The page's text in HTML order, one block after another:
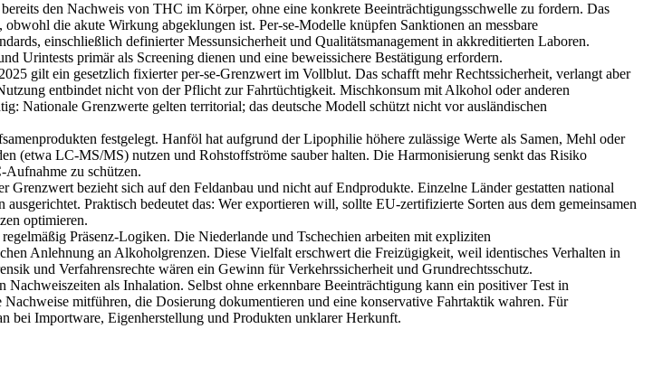
den Nachweis von THC im Körper, ohne eine konkrete Beeinträchtigungsschwelle zu fordern. Das
die akute Wirkung abgeklungen ist. Per‑se‑Modelle knüpfen Sanktionen an messbare
einschließlich definierter Messunsicherheit und Qualitätsmanagement in akkreditierten Laboren.
Urintests primär als Screening dienen und eine beweissichere Bestätigung erfordern.
gilt ein gesetzlich fixierter per‑se‑Grenzwert im Vollblut. Das schafft mehr Rechtssicherheit, verlangt aber
entbindet nicht von der Pflicht zur Fahrtüchtigkeit. Mischkonsum mit Alkohol oder anderen
Nationale Grenzwerte gelten territorial; das deutsche Modell schützt nicht vor ausländischen
festgelegt. Hanföl hat aufgrund der Lipophilie höhere zulässige Werte als Samen, Mehl oder
(etwa LC‑MS/MS) nutzen und Rohstoffströme sauber halten. Die Harmonisierung senkt das Risiko
zu schützen.
bezieht sich auf den Feldanbau und nicht auf Endprodukte. Einzelne Länder gestatten national
Praktisch bedeutet das: Wer exportieren will, sollte EU‑zertifizierte Sorten aus dem gemeinsamen
optimieren.
Präsenz‑Logiken. Die Niederlande und Tschechien arbeiten mit expliziten
Anlehnung an Alkoholgrenzen. Diese Vielfalt erschwert die Freizügigkeit, weil identisches Verhalten in
und Verfahrensrechte wären ein Gewinn für Verkehrssicherheit und Grundrechtsschutz.
als Inhalation. Selbst ohne erkennbare Beeinträchtigung kann ein positiver Test in
mitführen, die Dosierung dokumentieren und eine konservative Fahrtaktik wahren. Für
bei Importware, Eigenherstellung und Produkten unklarer Herkunft.